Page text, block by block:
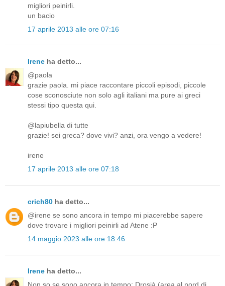
migliori peinirli.
un bacio
17 aprile 2013 alle ore 07:16
Irene ha detto...
@paola
grazie paola. mi piace raccontare piccoli episodi, piccole
cose sconosciute non solo agli italiani ma pure ai greci
stessi tipo questa qui.
@lapiubella di tutte
grazie! sei greca? dove vivi? anzi, ora vengo a vedere!
irene
17 aprile 2013 alle ore 07:18
crich80 ha detto...
@irene se sono ancora in tempo mi piacerebbe sapere
dove trovare i migliori peinirli ad Atene :P
14 maggio 2023 alle ore 18:46
Irene ha detto...